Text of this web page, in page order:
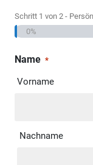
Schritt 1 von 2 -
0%
Name *
Vorname
Nachname